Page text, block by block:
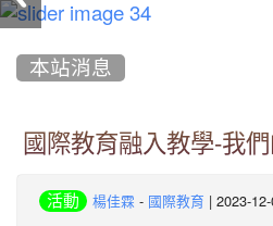
本站消息
國際教育融入教學-我
活動 楊佳霖 - 國際教育 | 2023-